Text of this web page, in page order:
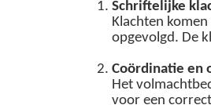
Schriftelijke
Klachten
opgevolgd. De
Coördinatie en
Het
voor een